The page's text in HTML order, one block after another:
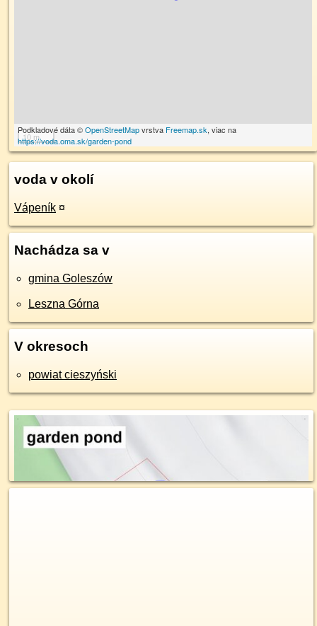
10 m
Podkladové dáta ©OpenStreetMapvrstva Freemap.sk, viac na
https://voda.oma.sk/garden-pond
voda v okolí
Vápeník ¤
Nachádza sa v
gmina Goleszów
Leszna Górna
V okresoch
powiat cieszyński